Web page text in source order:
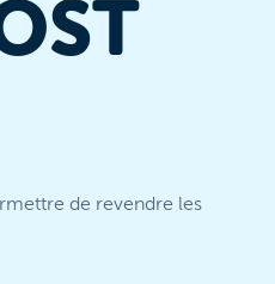
de revendre les